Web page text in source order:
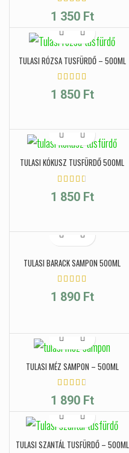
1 350 Ft
TULASI RÓZSA TUSFÜRDŐ – 500ML
1 850 Ft
TULASI KÓKUSZ TUSFÜRDŐ 500ML
1 850 Ft
TULASI BARACK SAMPON 500ML
1 890 Ft
TULASI MÉZ SAMPON – 500ML
1 890 Ft
TULASI SZANTÁL TUSFÜRDŐ – 500ML